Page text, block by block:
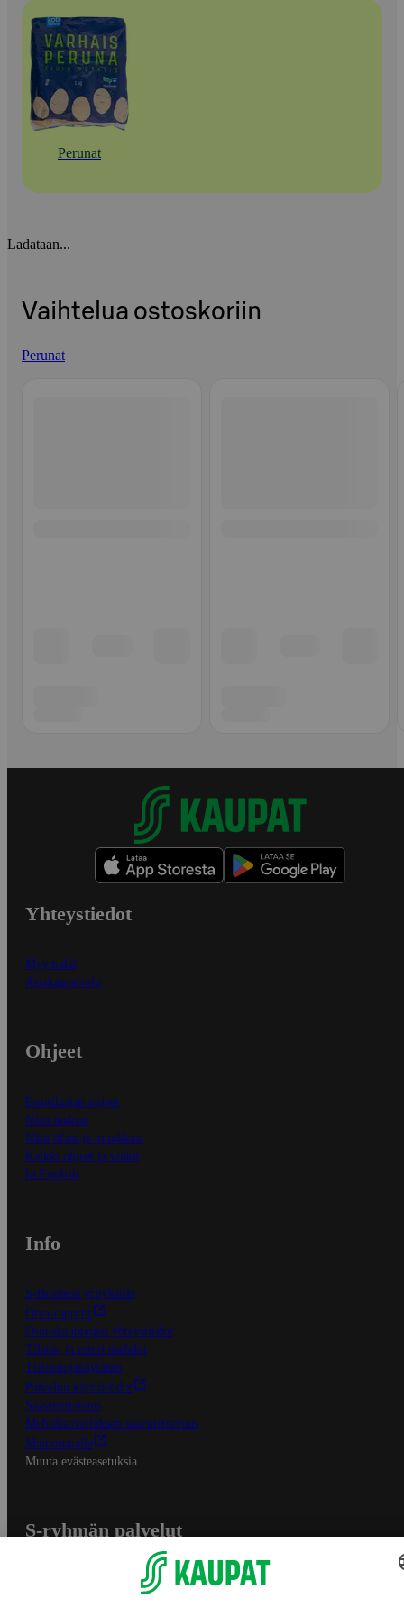
Perunat
Ladataan...
Vaihtelua ostoskoriin
Perunat
Yhteystiedot
Myymälät
Asiakaspalvelu
Ohjeet
Ensitilaajan ohjeet
Näin maksat
Näin tilaat ja muokkaat
Kaikki ohjeet ja vinkit
In English
Info
S-Business yrityksille
Oiva-raportit
Osuuskauppojen yhteystiedot
Tilaus- ja toimitusehdot
Tietosuojakäytäntö
Palvelun käyttöehdot
Saavutettavuus
Mobiilisovelluksen saavutettavuus
Mainostajalle
Muuta evästeasetuksia
S-ryhmän palvelut